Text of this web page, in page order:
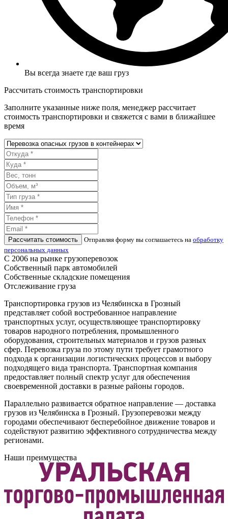
Вы всегда знаете где ваш груз
Рассчитать стоимость транспортировки
Заполните указанные ниже поля, менеджер рассчитает
стоимость транспортировки и свяжется с вами в ближайшее
время
Рассчитать стоимость Отправляя форму вы соглашаетесь на обработку
персональных данных
С 2006 на рынке грузоперевозок
Собственный парк автомобилей
Собственные складские помещения
Отслеживание груза
Транспортировка грузов из Челябинска в Грозный
представляет собой востребованное направление
транспортных услуг, осуществляющее транспортировку
товаров народного потребления, промышленного
оборудования, строительных материалов и грузов разных
сфер. Перевозка груза по этому пути требует грамотного
подхода к организации логистических процессов и выбору
подходящего вида транспорта. Транспортная компания
предоставляет полный спектр услуг для обеспечения
своевременной доставки в разные районы городов.
Параллельно развивается обратное направление — доставка
грузов из Челябинска в Грозный. Грузоперевозки между
городами обеспечивают бесперебойное движение товаров и
содействуют развитию эффективного сотрудничества между
регионами.
Наши преимущества